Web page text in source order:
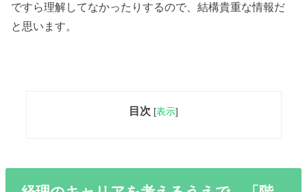
ですら理解してなかったりするので、結構貴重な情報だ
と思います。
目次 [表示]